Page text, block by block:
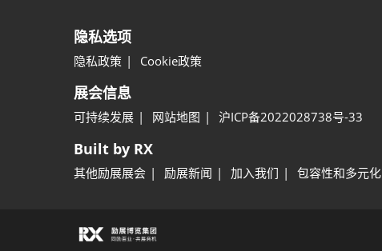
隐私选项
隐私政策 Cookie政策
展会信息
可持续发展 网站地图 沪ICP备2022028738号-33
Built by RX
其他励展展会 励展新闻 加入我们 包容性和多元化